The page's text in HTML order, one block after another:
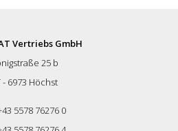
Vertriebs GmbH
25 b
- 6973 Höchst
5578 76276 0